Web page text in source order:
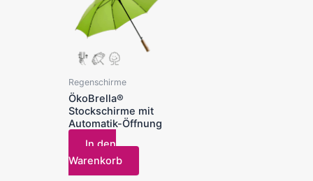
Regenschirme
ÖkoBrella®
Stockschirme mit
Automatik-Öffnung
In den
Warenkorb